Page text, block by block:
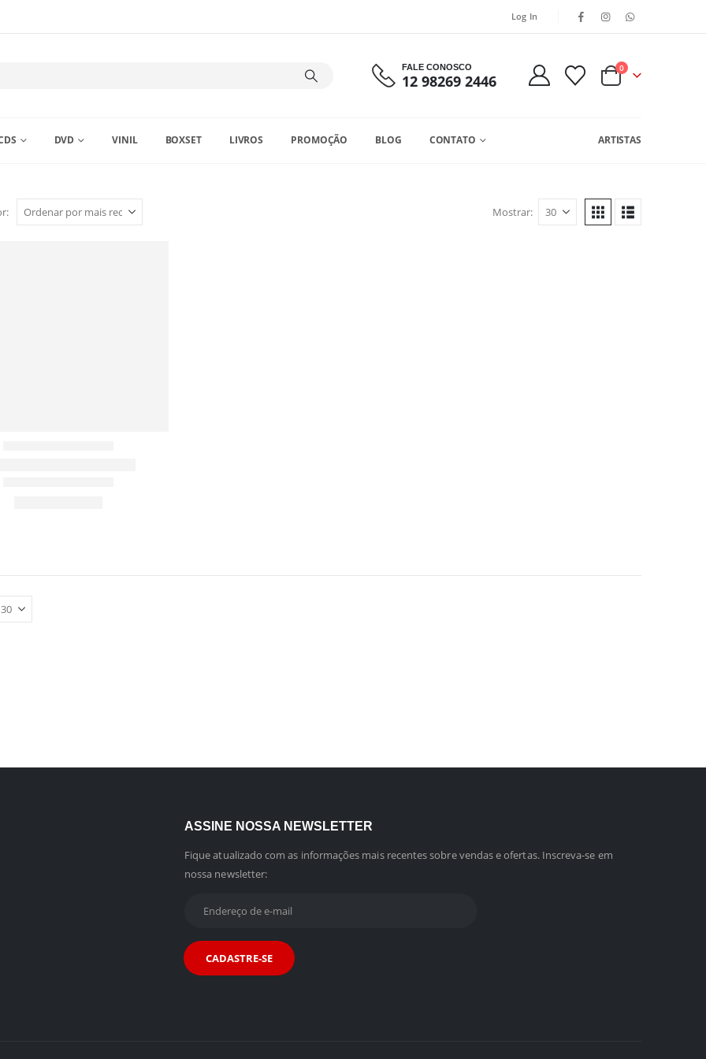
Log In
FALE CONOSCO
12 98269 2446
0
DVD VINIL BOXSET LIVROS PROMOÇÃO BLOG CONTATO ARTISTAS
Mostrar:
ASSINE NOSSA NEWSLETTER
Fique atualizado com as informações mais recentes sobre vendas e ofertas. Inscreva-se em
nossa newsletter: